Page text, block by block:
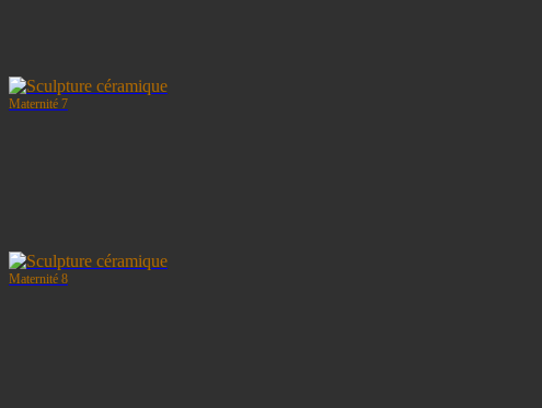
Maternité 7
Maternité 8